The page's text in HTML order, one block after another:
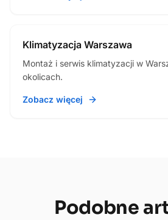
Klimatyzacja Warszawa
Montaż i serwis klimatyzacji w
okolicach.
Zobacz więcej
Podobne